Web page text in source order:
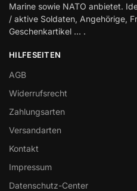
Marine sowie NATO anbietet.
/ aktive Soldaten, Angehörige,
Geschenkartikel … .
HILFESEITEN
AGB
Widerrufsrecht
Zahlungsarten
Versandarten
Kontakt
Impressum
Datenschutz-Center